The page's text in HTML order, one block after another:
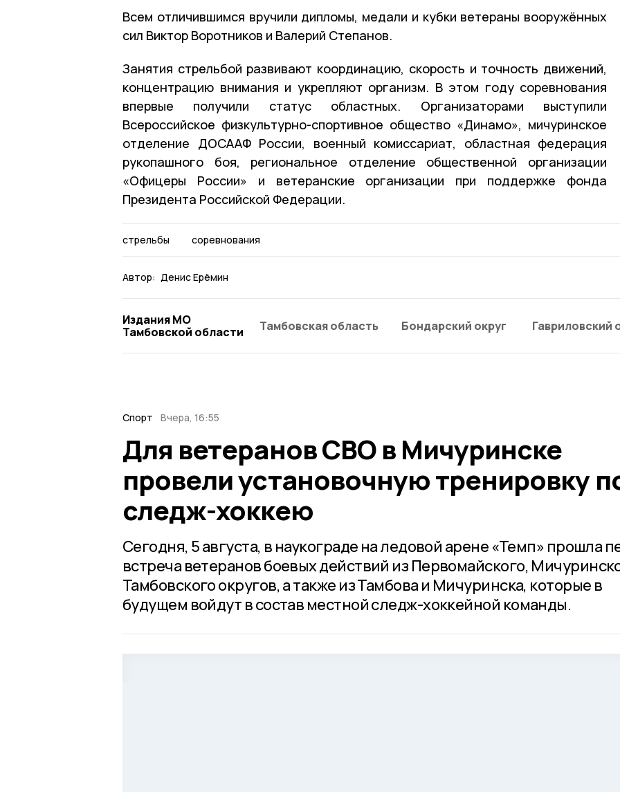
Всем отличившимся вручили дипломы, медали и кубки ветераны вооружённых
сил Виктор Воротников и Валерий Степанов.
Занятия стрельбой развивают координацию, скорость и точность движений,
концентрацию внимания и укрепляют организм. В этом году соревнования
впервые получили статус областных. Организаторами выступили
Всероссийское физкультурно-спортивное общество «Динамо», мичуринское
отделение ДОСААФ России, военный комиссариат, областная федерация
рукопашного боя, региональное отделение общественной организации
«Офицеры России» и ветеранские организации при поддержке фонда
Президента Российской Федерации.
стрельбы соревнования
Автор: Денис Ерёмин
Издания МО
Тамбовской области
Тамбовская область Бондарский округ Гавриловский
Спорт Вчера, 16:55
Для ветеранов СВО в Мичуринске
провели установочную тренировку
следж-хоккею
Сегодня, 5 августа, в наукограде на ледовой арене «Темп» прошла
встреча ветеранов боевых действий из Первомайского,
Тамбовского округов, а также из Тамбова и Мичуринска, которые в
будущем войдут в состав местной следж-хоккейной команды.